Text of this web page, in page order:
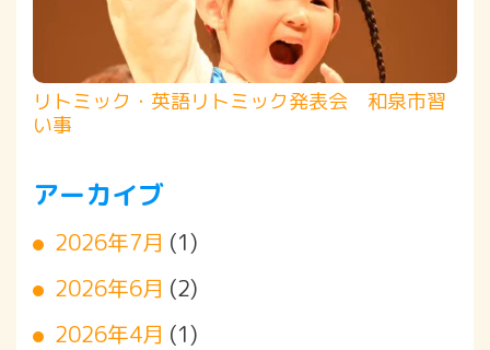
リトミック・英語リトミック発表会 和泉市習
い事
アーカイブ
2026年7月 (1)
2026年6月 (2)
2026年4月 (1)